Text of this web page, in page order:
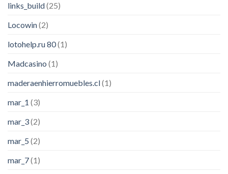
links_build(25)
Locowin(2)
lotohelp.ru 80(1)
Madcasino (1)
maderaenhierromuebles.cl(1)
mar_1 (3)
mar_3(2)
mar_5 (2)
mar_7(1)